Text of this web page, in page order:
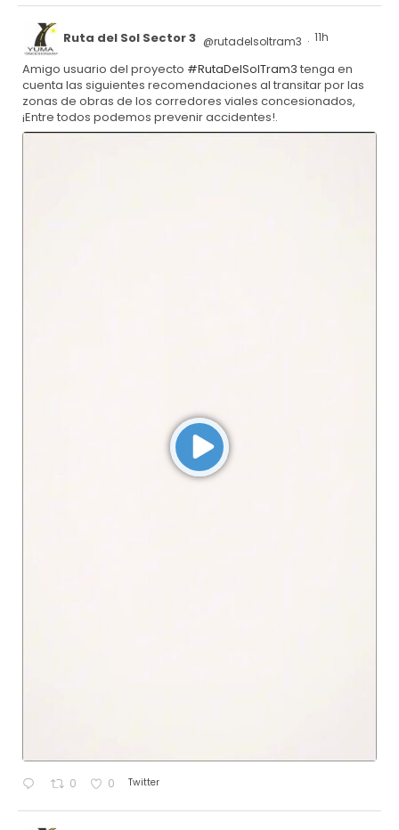
Ruta del Sol Sector 3 @rutadelsoltram3 · 11h
Amigo usuario del proyecto #RutaDelSolTram3 tenga en
cuenta las siguientes recomendaciones al transitar por las
zonas de obras de los corredores viales concesionados,
¡Entre todos podemos prevenir accidentes!.
0 0 Twitter